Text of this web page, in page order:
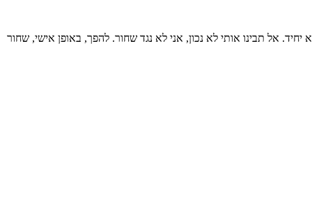
אל תבינו אותי לא נכון, אני לא נגד שחור. להפך, באופן אישי, שחור